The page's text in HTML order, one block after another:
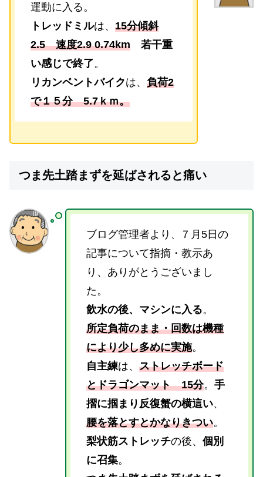
運動に入る。
トレッドミルは、 15分傾斜
2.5 速度2.9 0.74km
若干重
い感じで終了 。
リカンベントバイクは、 負荷2
で１５分 5.7ｋｍ。
つま先土踏まずを延ばされると痛い
ブログ管理者より
７月5日の
記事について指摘・教示あ
り、ありがとうございまし
た。
飲水の後、マシンに入る。
所定負荷のまま・回数は機種
により少し多めに実施。
自主練は、 ストレッチボード
とドラゴンマット 15分。 手
摺に掴まり反復蟹の横這い、
腰を落とすとかなりきつい。
梨状筋ストレッチの後、 個別
に召集。